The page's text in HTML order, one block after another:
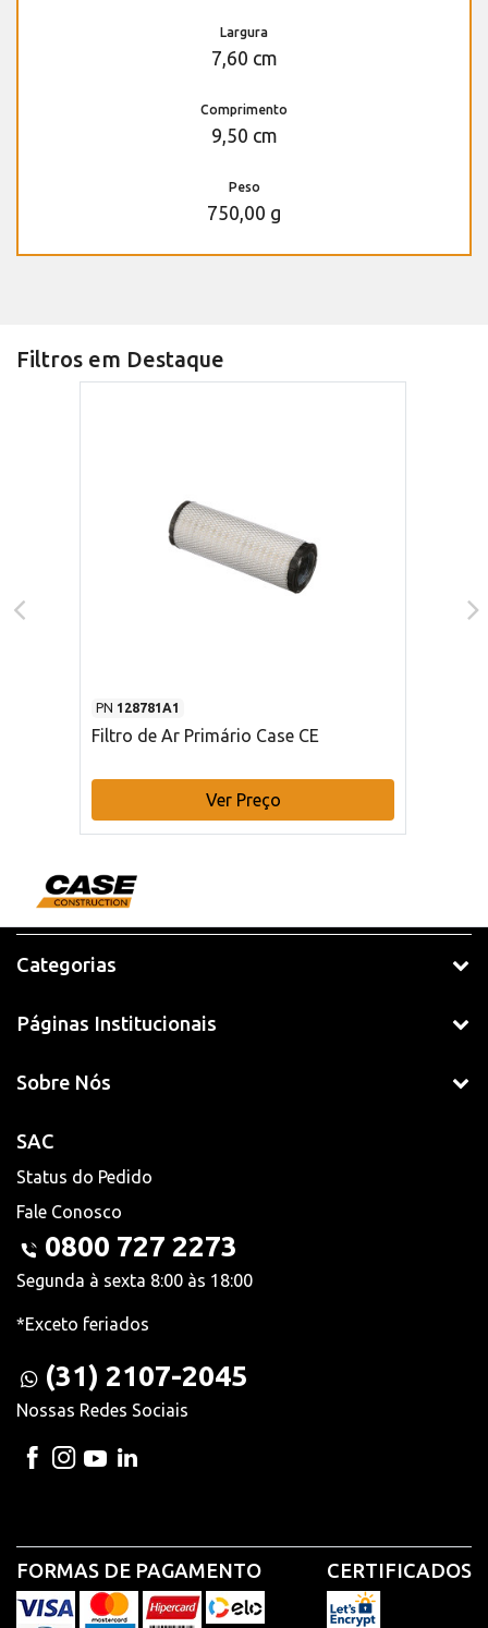
Largura
7,60 cm
Comprimento
9,50 cm
Peso
750,00 g
Filtros em Destaque
PN 128781A1
Filtro de Ar Primário Case CE
Ver Preço
Categorias
Páginas Institucionais
Sobre Nós
SAC
Status do Pedido
Fale Conosco
0800 727 2273
Segunda à sexta 8:00 às 18:00
*Exceto feriados
(31) 2107-2045
Nossas Redes Sociais
FORMAS DE PAGAMENTO CERTIFICADOS